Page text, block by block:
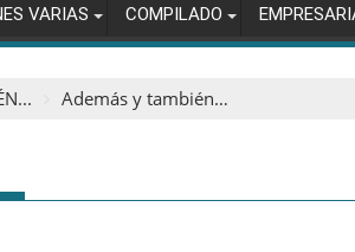
VARIAS COMPILADO
Además y también…